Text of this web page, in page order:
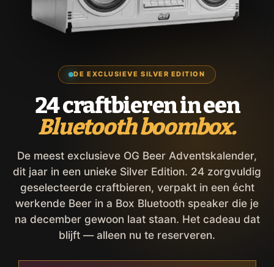
DE EXCLUSIEVE SILVER EDITION
24 craftbieren in een
Bluetooth boombox.
De meest exclusieve OG Beer Adventskalender,
dit jaar in een unieke Silver Edition. 24 zorgvuldig
geselecteerde craftbieren, verpakt in een écht
werkende Beer in a Box Bluetooth speaker die je
na december gewoon laat staan. Het cadeau dat
blijft — alleen nu te reserveren.